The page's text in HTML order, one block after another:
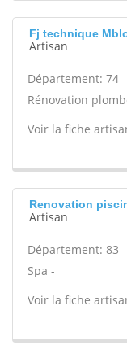
Fj technique
Artisan
Département: 74
Rénovation
Voir la fiche
Renovation
Artisan
Département: 83
Spa -
Voir la fiche